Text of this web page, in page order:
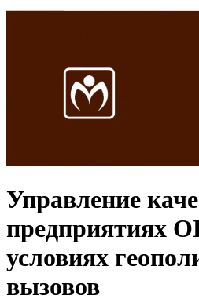
Управление
предприятиях
условиях
вызовов